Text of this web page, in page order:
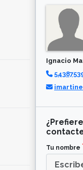
Ignacio
Tu nombre *